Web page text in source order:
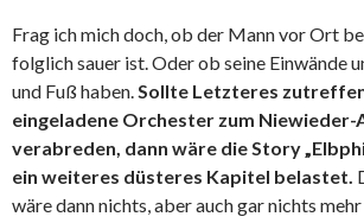
Frag ich mich doch, ob der Mann vor Ort
folglich sauer ist. Oder ob seine Einwände
und Fuß haben.Sollte Letzteres
eingeladene Orchester zum
verabreden, dann wäre die Story
ein weiteres düsteres Kapitel belastet.
wäre dann nichts, aber auch gar nichts